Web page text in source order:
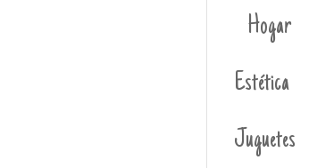
Hogar
Estética
Juguetes